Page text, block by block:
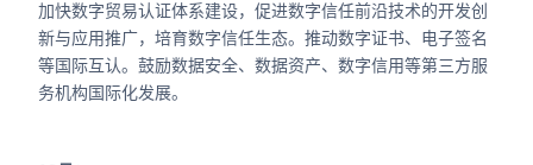
加快数字贸易认证体系建设，促进数字信任前沿技术的开发创
新与应用推广，培育数字信任生态。推动数字证书、电子签名
等国际互认。鼓励数据安全、数据资产、数字信用等第三方服
务机构国际化发展。